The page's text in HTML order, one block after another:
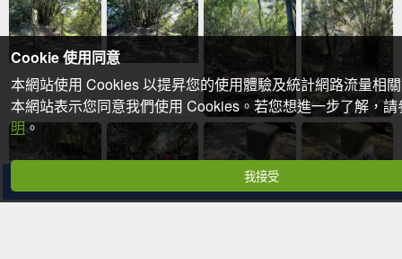
分享
Cookie 使用同意
本網站使用 Cookies 以提昇您的使用體驗及統計網路流量相
本網站表示您同意我們使用 Cookies。若您想進一步了解，
明。
我接受